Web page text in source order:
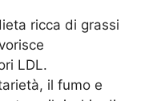
ricca di grassi
LDL.
il fumo e